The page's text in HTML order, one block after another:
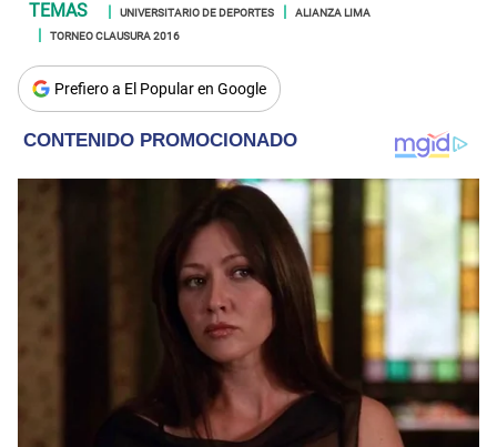
UNIVERSITARIO DE DEPORTES
ALIANZA LIMA
TORNEO CLAUSURA 2016
Prefiero a El Popular en Google